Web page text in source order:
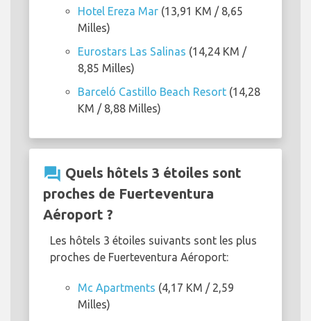
Hotel Ereza Mar (13,91 KM / 8,65
Milles)
Eurostars Las Salinas (14,24 KM /
8,85 Milles)
Barceló Castillo Beach Resort (14,28
KM / 8,88 Milles)
question_answer Quels hôtels 3 étoiles sont
proches de Fuerteventura
Aéroport ?
Les hôtels 3 étoiles suivants sont les plus
proches de Fuerteventura Aéroport:
Mc Apartments (4,17 KM / 2,59
Milles)